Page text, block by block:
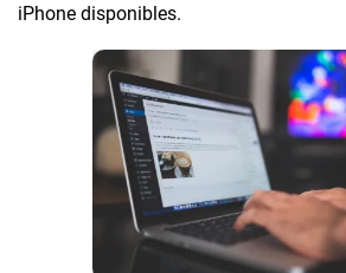
iPhone disponibles.